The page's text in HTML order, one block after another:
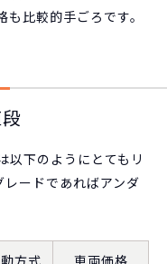
比較的手ごろです。
以下のようにとてもリ
ードであればアンダ